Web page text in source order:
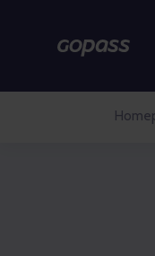
GOPASS